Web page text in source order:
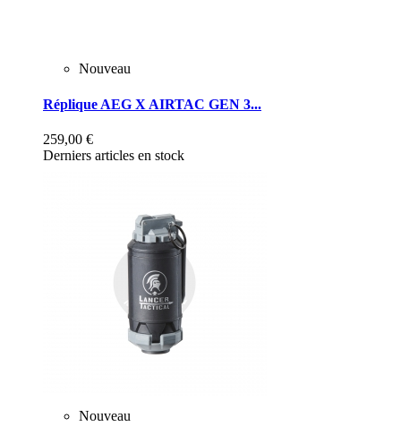
Nouveau
Réplique AEG X AIRTAC GEN 3...
259,00 €
Derniers articles en stock
Nouveau